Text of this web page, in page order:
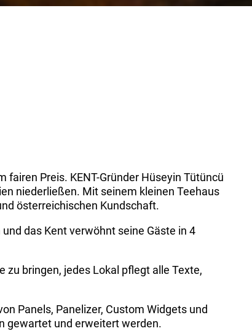
Preis. KENT-Gründer Hüseyin Tütüncü
niederließen. Mit seinem kleinen Teehaus
österreichischen Kundschaft.
das Kent verwöhnt seine Gäste in 4
zu bringen, jedes Lokal pflegt alle Texte,
Panels, Panelizer, Custom Widgets und
gewartet und erweitert werden.